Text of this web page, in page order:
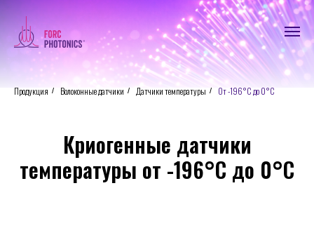
Продукция / Волоконные датчики / Датчики температуры / От -196°С до 0°С
Криогенные датчики
температуры от -196°С до 0°С